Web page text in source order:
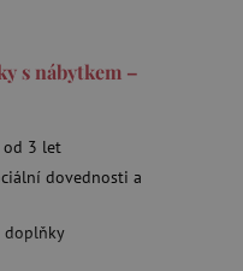
s nábytkem –
od 3 let
dovednosti a
doplňky
Policy